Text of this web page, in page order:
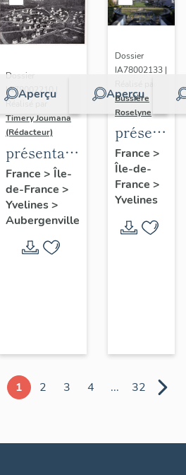
Aperçu
Dossier
IA78002210 |
Réalisé par
Timery Joumana
(Rédacteur)
présentation
de l'étude
d'Elisabethville
France > Île-
de-France >
Yvelines>
Aubergenville
Aperçu
Dossier
IA78002133 |
Bussière
Roselyne
du
diagnostic
et
France >
Île-de-
France >
Yvelines
1 2 3 4 ... 32